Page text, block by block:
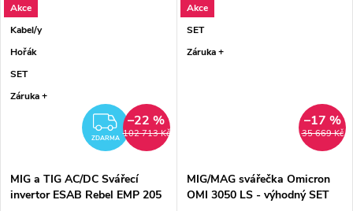
Akce
Kabel/y
Hořák
SET
Záruka +
ZDARMA
ZDARMA 102 713 Kč
–22 %
MIG a TIG AC/DC Svářecí
invertor ESAB Rebel EMP 205
Akce
SET
Záruka +
35 669 Kč
–17 %
MIG/MAG svářečka Omicron
OMI 3050 LS - výhodný SET